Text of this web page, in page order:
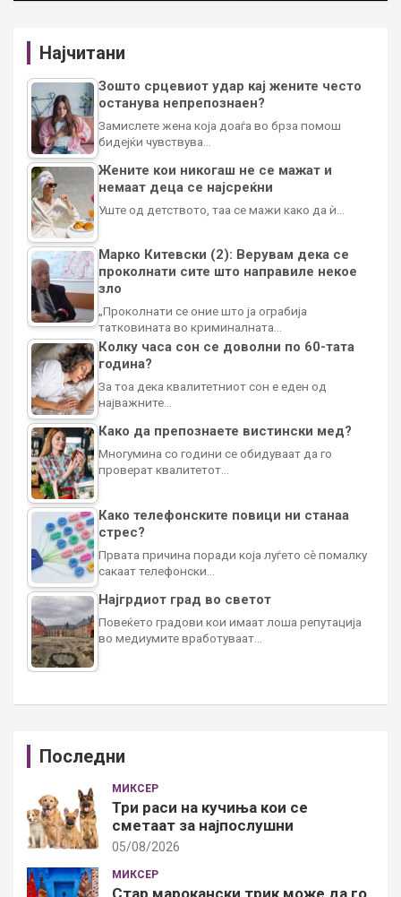
Најчитани
Зошто срцевиот удар кај жените често
останува непрепознаен?
Замислете жена која доаѓа во брза помош
бидејќи чувствува…
Жените кои никогаш не се мажат и
немаат деца се најсреќни
Уште од детството, таа се мажи како да ѝ…
Марко Китевски (2): Верувам дека се
проколнати сите што направиле некое
зло
„Проколнати се оние што ја ограбија
татковината во криминалната…
Колку часа сон се доволни по 60-тата
година?
За тоа дека квалитетниот сон е еден од
најважните…
Како да препознаете вистински мед?
Многумина со години се обидуваат да го
проверат квалитетот…
Како телефонските повици ни станаа
стрес?
Првата причина поради која луѓето сè помалку
сакаат телефонски…
Најгрдиот град во светот
Повеќето градови кои имаат лоша репутација
во медиумите вработуваат…
Последни
МИКСЕР
Три раси на кучиња кои се
сметаат за најпослушни
05/08/2026
МИКСЕР
Стар марокански трик може да го